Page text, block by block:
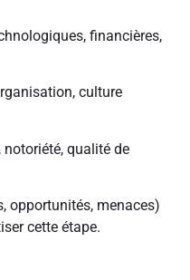
financières,
culture
notoriété, qualité de
opportunités, menaces)
cette étape.